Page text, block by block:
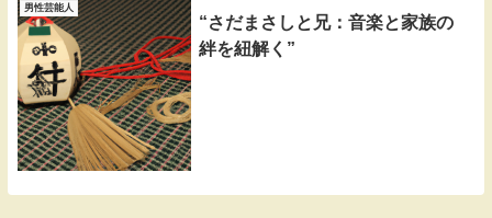
男性芸能人
“さだまさしと兄：音楽と家族の
絆を紐解く”